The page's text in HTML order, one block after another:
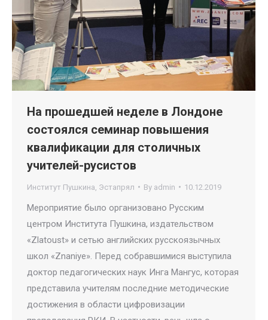
На прошедшей неделе в Лондоне
состоялся семинар повышения
квалификации для столичных
учителей-русистов
Институт Пушкина Эстапрял By admin 10.12.2019
Мероприятие было организовано Русским
центром Института Пушкина, издательством
«Zlatoust» и сетью английских русскоязычных
школ «Znaniye». Перед собравшимися выступила
доктор педагогических наук Инга Мангус, которая
представила учителям последние методические
достижения в области цифровизации